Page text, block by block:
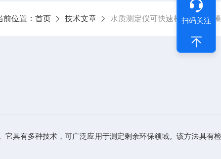
前位置： 首页 技术文章 水质测定仪可快速检测水质，
具有多种技术，可广泛应用于测定剩余环保领域。该方法具有
扫码关注